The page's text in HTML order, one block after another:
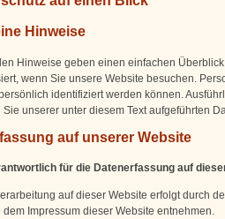
Hinweise
Hinweise geben einen einfachen
wenn Sie unsere Website besuchen.
identifiziert werden können.
unserer unter diesem Text aufgeführten
auf unserer Website
für die Datenerfassung auf
auf dieser Website erfolgt durch
dem Impressum dieser Website entnehmen.